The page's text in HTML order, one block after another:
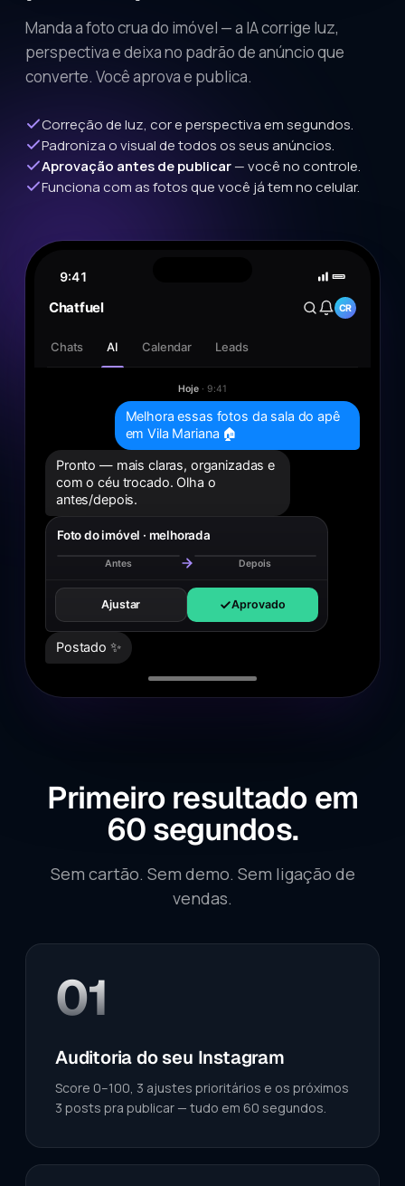
Manda a foto crua do imóvel — a IA corrige luz,
perspectiva e deixa no padrão de anúncio que
converte. Você aprova e publica.
Correção de luz, cor e perspectiva em segundos.
Padroniza o visual de todos os seus anúncios.
Aprovação antes de publicar— você no controle.
Funciona com as fotos que você já tem no celular.
9:41
Chatfuel CR
Chats AI Calendar Leads
Hoje · 9:41
Melhora essas fotos da sala do apê
em Vila Mariana 🏠
Pronto — mais claras, organizadas e
com o céu trocado. Olha o
antes/depois.
Foto do imóvel · melhorada
Antes
Melhorada ✨
Depois
Ajustar Aprovado
Postado ✨
Primeiro resultado em
60 segundos.
Sem cartão. Sem demo. Sem ligação de
vendas.
01
Auditoria do seu Instagram
Score 0–100, 3 ajustes prioritários e os próximos
3 posts pra publicar — tudo em 60 segundos.